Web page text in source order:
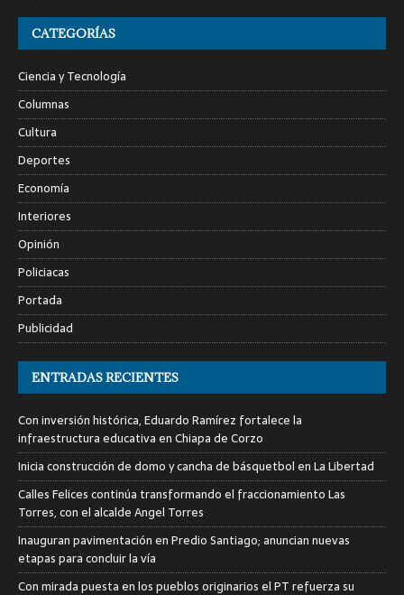
CATEGORÍAS
Ciencia y Tecnología
Columnas
Cultura
Deportes
Economía
Interiores
Opinión
Policiacas
Portada
Publicidad
ENTRADAS RECIENTES
Con inversión histórica, Eduardo Ramírez fortalece la
infraestructura educativa en Chiapa de Corzo
Inicia construcción de domo y cancha de básquetbol en La Libertad
Calles Felices continúa transformando el fraccionamiento Las
Torres, con el alcalde Angel Torres
Inauguran pavimentación en Predio Santiago; anuncian nuevas
etapas para concluir la vía
Con mirada puesta en los pueblos originarios el PT refuerza su